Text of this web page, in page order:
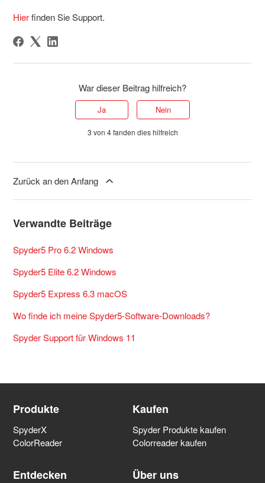
Hierfinden Sie Support.
War dieser Beitrag hilfreich?
Ja Nein
3 von 4 fanden dies hilfreich
Zurück an den Anfang
Verwandte Beiträge
Spyder5 Pro 6.2 Windows
Spyder5 Elite 6.2 Windows
Spyder5 Express 6.3 macOS
Wo finde ich meine Spyder5-Software-Downloads?
Spyder Support für Windows 11
Produkte
SpyderX
ColorReader
Kaufen
Spyder Produkte kaufen
Colorreader kaufen
Entdecken Über uns